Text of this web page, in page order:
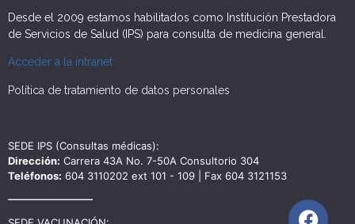
Desde el 2009 estamos habilitados como Institución Prestadora
de Servicios de Salud (IPS) para consulta de medicina general.
Acceder a la intranet
Política de tratamiento de datos personales
SEDE IPS (Consultas médicas):
Dirección: Carrera 43A No. 7-50A Consultorio 304
Teléfonos: 604 3110202 ext 101 - 109 | Fax 604 3121153